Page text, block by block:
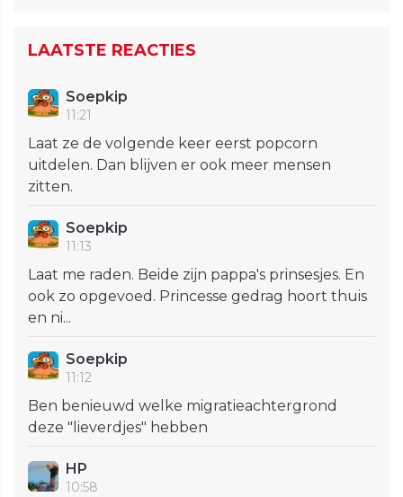
LAATSTE REACTIES
Soepkip
11:21
Laat ze de volgende keer eerst popcorn
uitdelen. Dan blijven er ook meer mensen
zitten.
Soepkip
11:13
Laat me raden. Beide zijn pappa's prinsesjes. En
ook zo opgevoed. Princesse gedrag hoort thuis
en ni...
Soepkip
11:12
Ben benieuwd welke migratieachtergrond
deze "lieverdjes" hebben
HP
10:58